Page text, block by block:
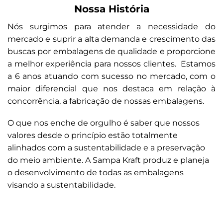
Nossa História
Nós surgimos para atender a necessidade do
mercado e suprir a alta demanda e crescimento das
buscas por embalagens de qualidade e proporcione
a melhor experiência para nossos clientes. Estamos
a 6 anos atuando com sucesso no mercado, com o
maior diferencial que nos destaca em relação à
concorrência, a fabricação de nossas embalagens.
O que nos enche de orgulho é saber que nossos
valores desde o princípio estão totalmente
alinhados com a sustentabilidade e a preservação
do meio ambiente. A Sampa Kraft produz e planeja
o desenvolvimento de todas as embalagens
visando a sustentabilidade.